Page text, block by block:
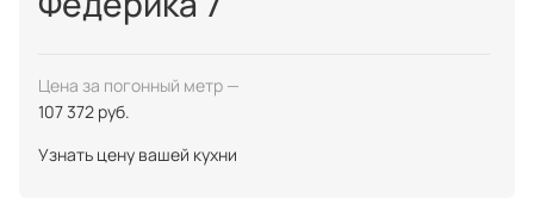
Цена за погонный метр —
107 372 руб.
Узнать цену вашей кухни